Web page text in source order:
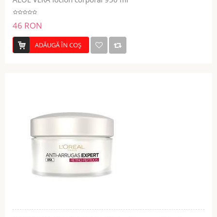
46 RON
ADĂUGĂ ÎN COŞ